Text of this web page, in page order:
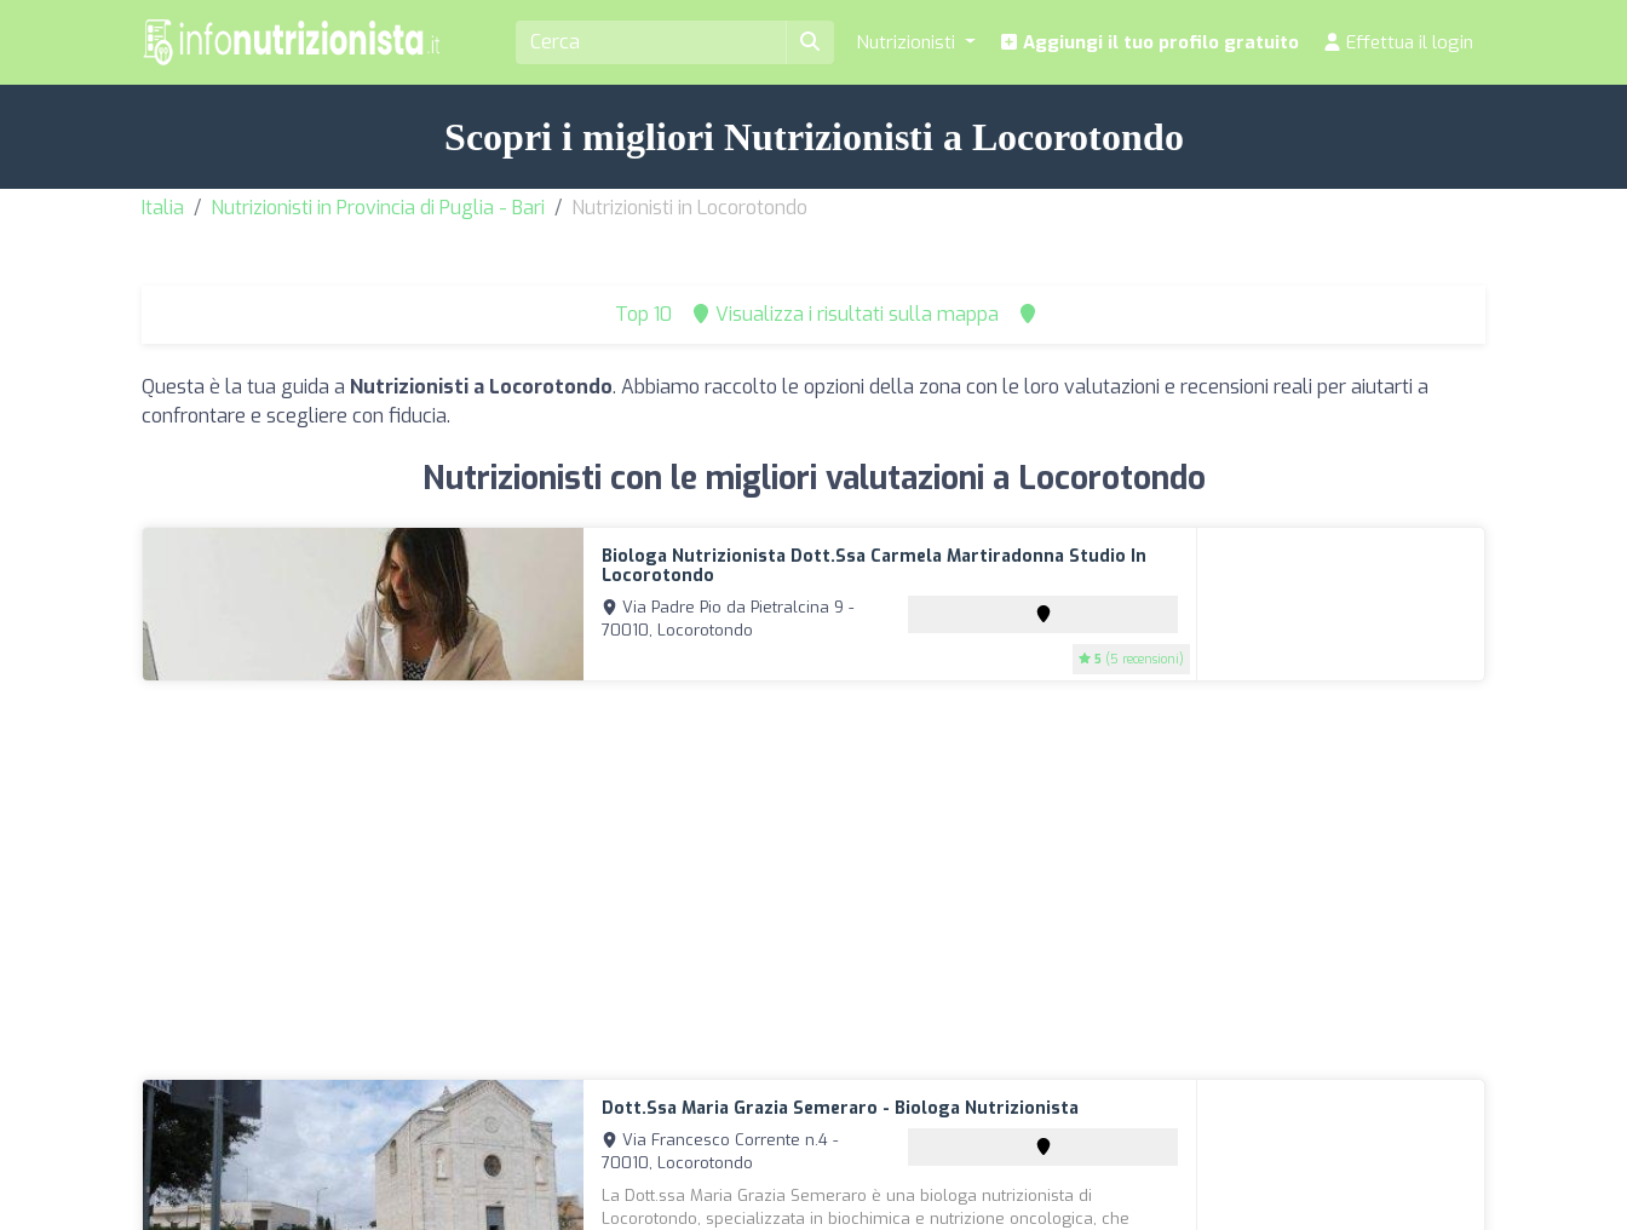
Nutrizionisti Aggiungi il tuo profilo gratuito Effettua il login
Scopri i migliori Nutrizionisti a Locorotondo
Italia Nutrizionisti in Provincia di Puglia - Bari Nutrizionisti in Locorotondo
Top 10 Visualizza i risultati sulla mappa
Questa è la tua guida a Nutrizionisti a Locorotondo. Abbiamo raccolto le opzioni della zona con le loro valutazioni e recensioni reali per aiutarti a
confrontare e scegliere con fiducia.
Nutrizionisti con le migliori valutazioni a Locorotondo
Biologa Nutrizionista Dott.ssa Carmela Martiradonna Studio In
Locorotondo
5 (5 recensioni)
Via Padre Pio da Pietralcina 9 -
70010, Locorotondo
Dott.ssa Maria Grazia Semeraro - Biologa Nutrizionista
Via Francesco Corrente n.4 -
70010, Locorotondo
La Dott.ssa Maria Grazia Semeraro è una biologa nutrizionista di
Locorotondo, specializzata in biochimica e nutrizione oncologica, che